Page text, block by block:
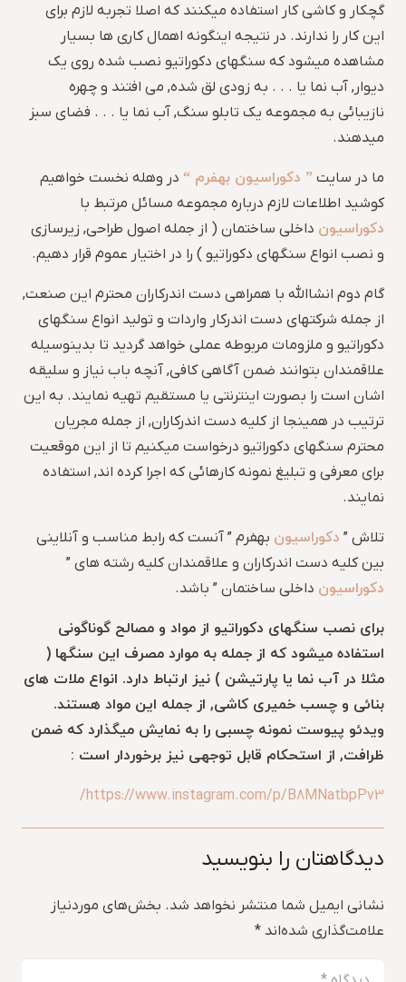
گچکار و کاشی کار استفاده میکنند که اصلا تجربه لازم برای
این کار را ندارند. در نتیجه اینگونه اهمال کاری ها بسیار
مشاهده میشود که سنگهای دکوراتیو نصب شده روی یک
دیوار, آب نما یا . . . به زودی لق شده, می افتند و چهره
نازیبائی به مجموعه یک تابلو سنگ, آب نما یا . . . فضای سبز
میدهند.
ما در سایت ” دکوراسیون بهفرم “ در وهله نخست خواهیم
کوشید اطلاعات لازم درباره مجموعه مسائل مرتبط با
دکوراسیون داخلی ساختمان ( از جمله اصول طراحی, زیرسازی
و نصب انواع سنگهای دکوراتیو ) را در اختیار عموم قرار دهیم.
گام دوم انشاالله با همراهی دست اندرکاران محترم این صنعت,
از جمله شرکتهای دست اندرکار واردات و تولید انواع سنگهای
دکوراتیو و ملزومات مربوطه عملی خواهد گردید تا بدینوسیله
علاقمندان بتوانند ضمن آگاهی کافی, آنچه باب نیاز و سلیقه
اشان است را بصورت اینترنتی یا مستقیم تهیه نمایند. به این
ترتیب در همینجا از کلیه دست اندرکاران, از جمله مجریان
محترم سنگهای دکوراتیو درخواست میکنیم تا از این موقعیت
برای معرفی و تبلیغ نمونه کارهائی که اجرا کرده اند, استفاده
نمایند.
تلاش ” دکوراسیون بهفرم ” آنست که رابط مناسب و آنلاینی
بین کلیه دست اندرکاران و علاقمندان کلیه رشته های ”
دکوراسیون داخلی ساختمان ” باشد.
برای نصب سنگهای دکوراتیو از مواد و مصالح گوناگونی
استفاده میشود که از جمله به موارد مصرف این سنگها (
مثلا در آب نما یا پارتیشن ) نیز ارتباط دارد. انواع ملات های
بنائی و چسب خمیری کاشی, از جمله این مواد هستند.
ویدئو پیوست نمونه چسبی را به نمایش میگذارد که ضمن
ظرافت, از استحکام قابل توجهی نیز برخوردار است :
https://www.instagram.com/p/B8MNatbpPv3/
دیدگاهتان را بنویسید
نشانی ایمیل شما منتشر نخواهد شد. بخش‌های موردنیاز
علامت‌گذاری شده‌اند *